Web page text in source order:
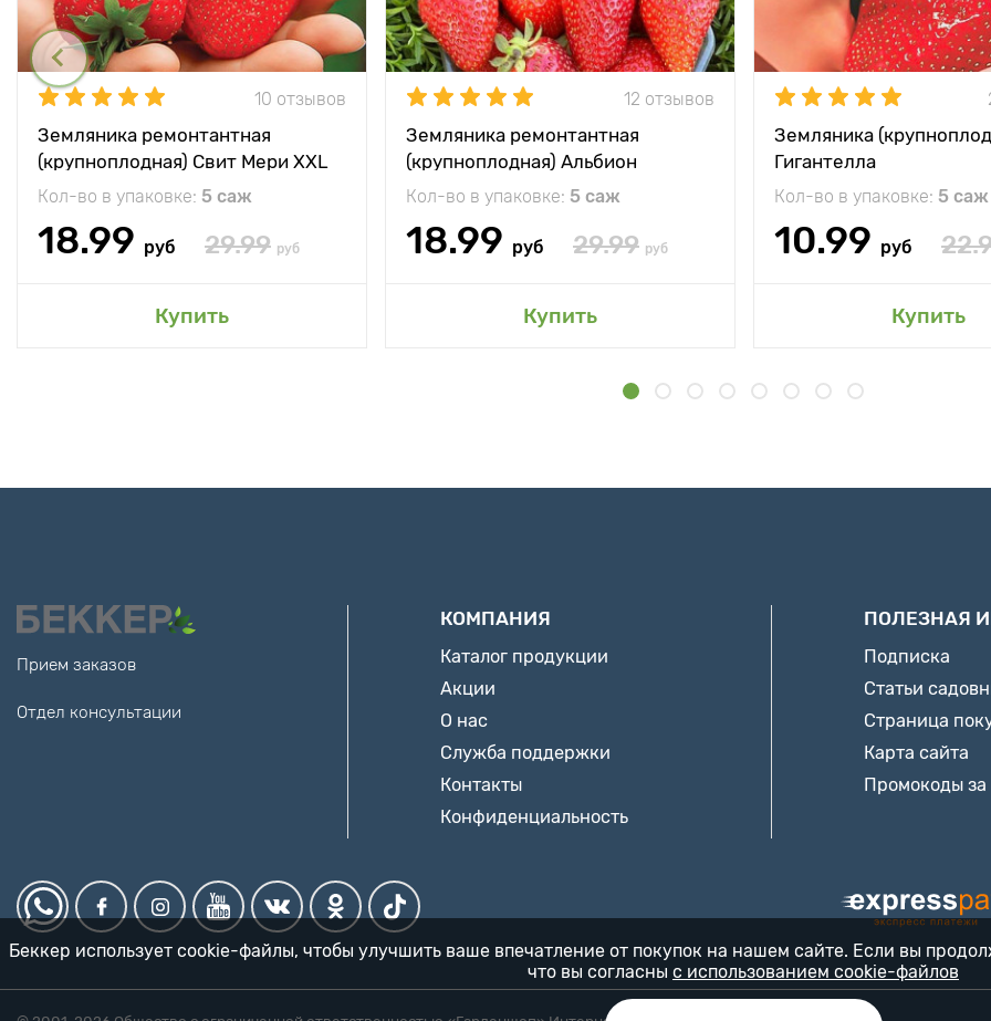
10 отзывов
Земляника ремонтантная
(крупноплодная) Свит Мери XXL
Кол-во в упаковке: 5 саж
18.99 руб 29.99 руб
Купить
12 отзывов
Земляника ремонтантная
(крупноплодная) Альбион
Кол-во в упаковке: 5 саж
18.99 руб 29.99 руб
Купить
Земляника
Гигантелла
Кол-во в упаковке: 5 саж
10.99 руб
Купить
Прием заказов
Отдел консультации
КОМПАНИЯ
Каталог продукции
Акции
О нас
Служба поддержки
Контакты
Конфиденциальность
ПОЛЕЗНАЯ
Подписка
Статьи
Страница
Карта сайта
Промокоды за
Беккер использует cookie-файлы, чтобы улучшить ваше впечатление от покупок на нашем сайте. Если вы
что вы согласны с использованием cookie-файлов